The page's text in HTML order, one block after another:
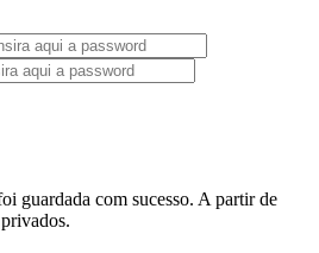
guardada com sucesso. A partir de